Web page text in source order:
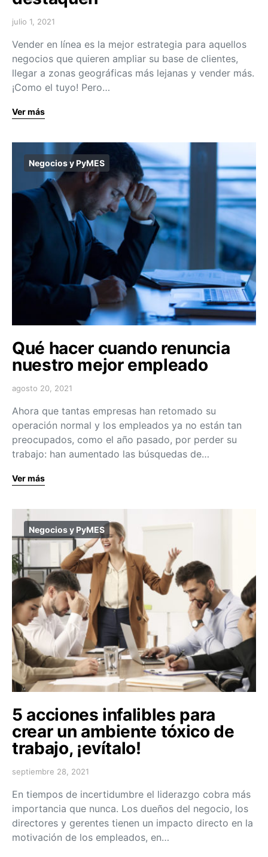
julio 1, 2021
Vender en línea es la mejor estrategia para aquellos
negocios que quieren ampliar su base de clientes,
llegar a zonas geográficas más lejanas y vender más.
¡Como el tuyo! Pero…
Ver más
Negocios y PyMES
Qué hacer cuando renuncia
nuestro mejor empleado
agosto 20, 2021
Ahora que tantas empresas han retomado su
operación normal y los empleados ya no están tan
preocupados, como el año pasado, por perder su
trabajo: han aumentado las búsquedas de…
Ver más
Negocios y PyMES
5 acciones infalibles para
crear un ambiente tóxico de
trabajo, ¡evítalo!
septiembre 28, 2021
En tiempos de incertidumbre el liderazgo cobra más
importancia que nunca. Los dueños del negocio, los
directores y gerentes tienen un impacto directo en la
motivación de los empleados, en…